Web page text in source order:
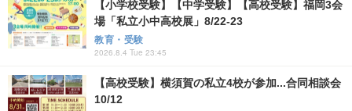
【小学校受験】【中学受験】【高校受験】福岡3会
場「私立小中高校展」8/22-23
教育・受験
2026.8.4 Tue 23:45
【高校受験】横須賀の私立4校が参加...合同相談会
10/12